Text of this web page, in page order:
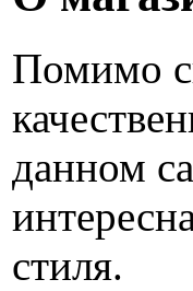
Помимо
данном
стиля.